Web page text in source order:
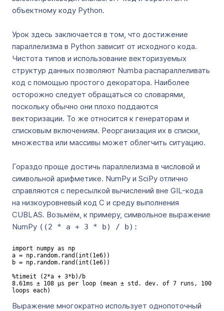
объектному коду Python.
Урок здесь заключается в том, что достижение
параллелизма в Python зависит от исходного кода.
Чистота типов и использование векторизуемых
структур данных позволяют Numba распараллеливать
код с помощью простого декоратора. Наиболее
осторожно следует обращаться со словарями,
поскольку обычно они плохо поддаются
векторизации. То же относится к генераторам и
списковым включениям. Реорганизация их в списки,
множества или массивы может облегчить ситуацию.
Гораздо проще достичь параллелизма в числовой и
символьной арифметике. NumPy и SciPy отлично
справляются с пересылкой вычислений вне GIL-кода
на низкоуровневый код С и среду выполнения
CUBLAS. Возьмём, к примеру, символьное выражение
NumPy ((2 * a + 3 * b) / b):
import numpy as np
a = np.random.rand(int(1e6))
b = np.random.rand(int(1e6))
%timeit (2*a + 3*b)/b
8.61ms ± 108 µs per loop (mean ± std. dev. of 7 runs, 100
loops each)
Выражение многократно использует однопоточный